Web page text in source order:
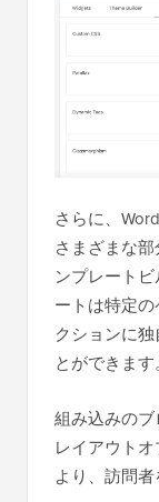
さらに、
さまざまな
ンプレート
ートは特定
クションに
とができます。
組み込みの
レイアウト
より、訪問